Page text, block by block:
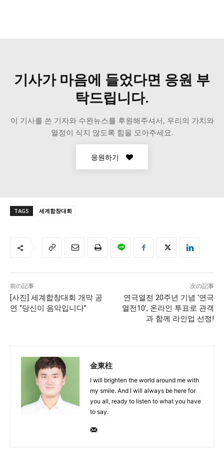
기사가 마음에 들었다면 응원 부
탁드립니다.
이 기사를 쓴 기자와 수완뉴스를 후원해주셔서, 우리의 가치와
열정이 식지 않도록 힘을 모아주세요.
응원하기
TAGS 세계합창대회
前の記事
[사진] 세계합창대회 개막 공
연 “당신이 음악입니다”
次の記事
연극열전 20주년 기념 ‘연극
열전10’, 온라인 투표로 관객
과 함께 라인업 선정!
金東柱
I will brighten the world around me with
my smile. And I will always be here for
you all, ready to listen to what you have
to say.